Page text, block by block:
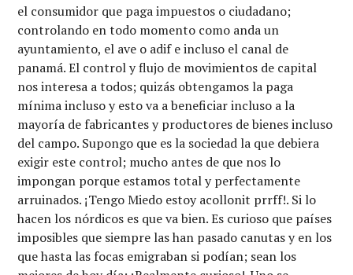
el consumidor que paga impuestos o ciudadano;
controlando en todo momento como anda un
ayuntamiento, el ave o adif e incluso el canal de
panamá. El control y flujo de movimientos de capital
nos interesa a todos; quizás obtengamos la paga
mínima incluso y esto va a beneficiar incluso a la
mayoría de fabricantes y productores de bienes incluso
del campo. Supongo que es la sociedad la que debiera
exigir este control; mucho antes de que nos lo
impongan porque estamos total y perfectamente
arruinados. ¡Tengo Miedo estoy acollonit prrff!. Si lo
hacen los nórdicos es que va bien. Es curioso que países
imposibles que siempre las han pasado canutas y en los
que hasta las focas emigraban si podían; sean los